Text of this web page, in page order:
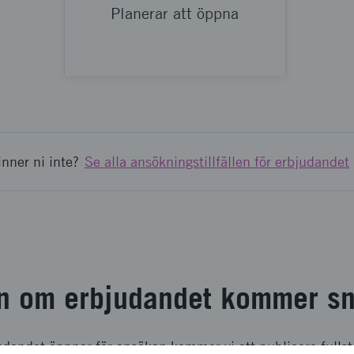
Planerar att öppna
ni inte? Se alla ansökningstillfällen för erbjudandet
om erbjudandet kommer
öppnar för ansökan kommer vi att publicera